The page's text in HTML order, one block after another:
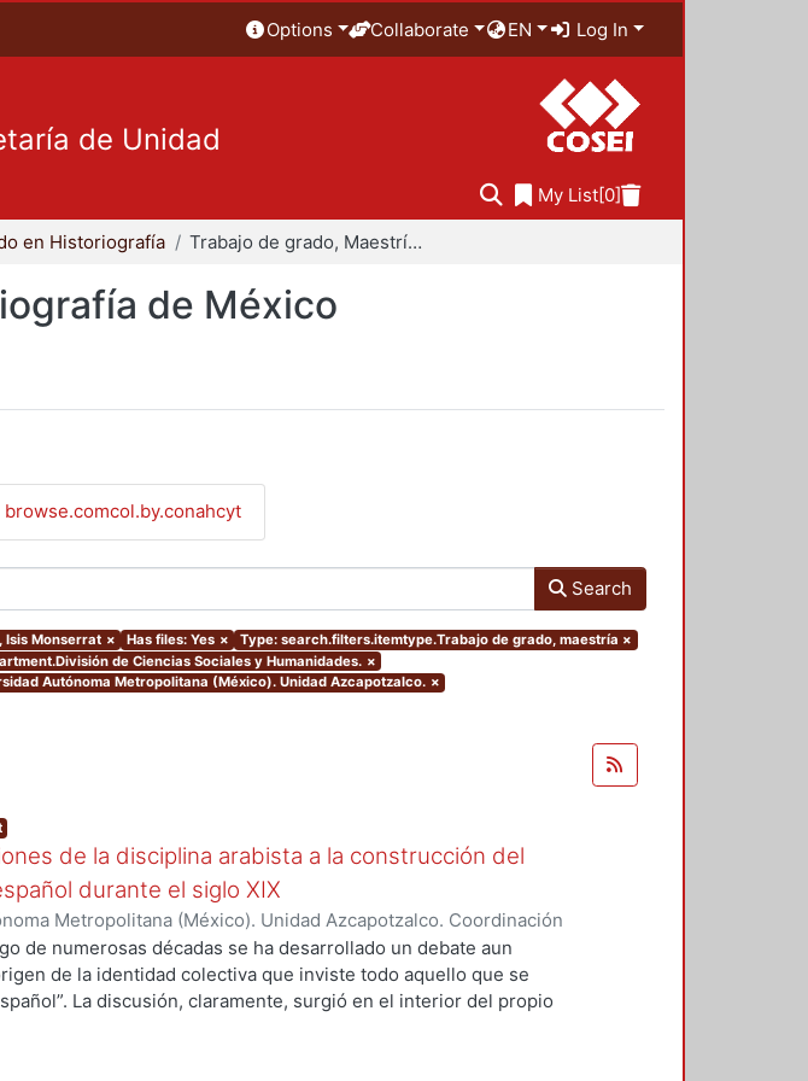
Options Collaborate EN Log In
de Unidad
My List[0]
en Historiografía Trabajo de grado, Maestría en Historiografía de México
de México
browse.comcol.by.conahcyt
Search
Isis Monserrat × Has files: Yes × Type: search.filters.itemtype.Trabajo de grado, maestría ×
de Ciencias Sociales y Humanidades. ×
Autónoma Metropolitana (México). Unidad Azcapotzalco. ×
de la disciplina arabista a la construcción del
durante el siglo XIX
Metropolitana (México). Unidad Azcapotzalco. Coordinación
,2015-09)Guerrero Moreno, Isis Monserrat
de numerosas décadas se ha desarrollado un debate aun
de la identidad colectiva que inviste todo aquello que se
La discusión, claramente, surgió en el interior del propio